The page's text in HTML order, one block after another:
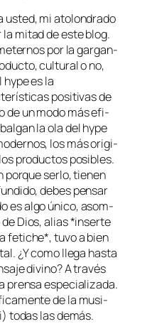
us­ted, mi ato­lon­dra­do
mi­tad de es­te blog.
por la gar­gan­
cul­tu­ral o no,
es la
po­si­ti­vas de
de un mo­do más efi­
la ola del hy­pe
los más ori­gi­
pro­duc­tos po­si­bles.
por­que ser­lo, tie­nen
de­bes pen­sar
es al­go úni­co, asom­
Dios, alias *in­ser­te
fe­ti­che*, tu­vo a bien
¿Y co­mo lle­ga has­ta
di­vino? A tra­vés
pren­sa es­pe­cia­li­za­da.
de la mu­si­
to­das las demás.